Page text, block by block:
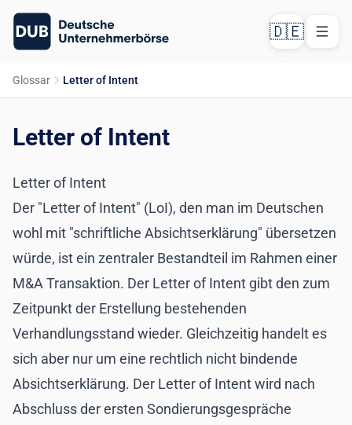
🇩🇪
Glossar Letter of Intent
Letter of Intent
Letter of Intent
Der "Letter of Intent" (LoI), den man im Deutschen
wohl mit "schriftliche Absichtserklärung" übersetzen
würde, ist ein zentraler Bestandteil im Rahmen einer
M&A Transaktion. Der Letter of Intent gibt den zum
Zeitpunkt der Erstellung bestehenden
Verhandlungsstand wieder. Gleichzeitig handelt es
sich aber nur um eine rechtlich nicht bindende
Absichtserklärung. Der Letter of Intent wird nach
Abschluss der ersten Sondierungsgespräche